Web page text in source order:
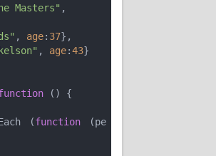
Masters"
, age: 37},
, age:43}
( ) {
(function (pe